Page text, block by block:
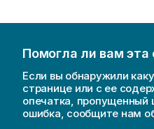
Помогла ли вам эта
Если вы обнаружили
странице или с ее
опечатка, пропущенный
ошибка, сообщите нам